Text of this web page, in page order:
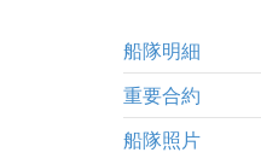
船隊明細
重要合約
船隊照片